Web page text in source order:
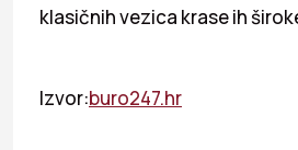
klasičnih vezica krase ih
Izvor:buro247.hr